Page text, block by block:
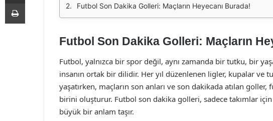
Futbol Son Dakika Golleri: Maçların Heyecanı Burada!
Futbol Son Dakika Golleri: Maçların
Futbol, yalnızca bir spor değil, aynı zamanda bir tutku, bir
insanın ortak bir dilidir. Her yıl düzenlenen ligler, kupalar ve
yaşatırken, maçların son anları ve son dakikada atılan
birini oluşturur. Futbol son dakika golleri, sadece takımlar
büyük bir anlam taşır.